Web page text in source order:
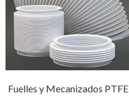
Fuelles y Mecanizados PTFE